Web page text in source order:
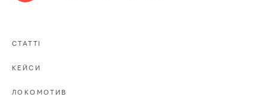
СТАТТІ
КЕЙСИ
ЛОКОМОТИВ